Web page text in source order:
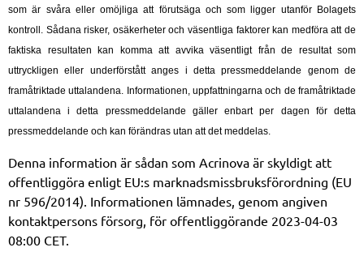
som är svåra eller omöjliga att förutsäga och som ligger utanför Bolagets
kontroll. Sådana risker, osäkerheter och väsentliga faktorer kan medföra att de
faktiska resultaten kan komma att avvika väsentligt från de resultat som
uttryckligen eller underförstått anges i detta pressmeddelande genom de
framåtriktade uttalandena. Informationen, uppfattningarna och de framåtriktade
uttalandena i detta pressmeddelande gäller enbart per dagen för detta
pressmeddelande och kan förändras utan att det meddelas.
Denna information är sådan som Acrinova är skyldigt att
offentliggöra enligt EU:s marknadsmissbruksförordning (EU
nr 596/2014). Informationen lämnades, genom angiven
kontaktpersons försorg, för offentliggörande 2023-04-03
08:00 CET.